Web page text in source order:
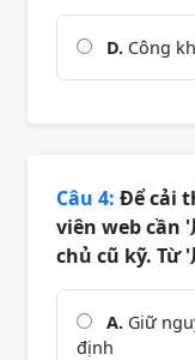
D. Công
Câu 4: Để cải
viên web cần
chủ cũ kỹ. Từ
A. Giữ
định